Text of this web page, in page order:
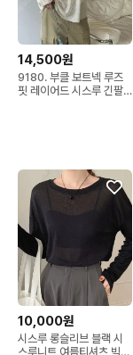
14,500원
9180. 부클 보트넥 루즈
핏 레이어드 시스루 긴팔
10,000원
시스루 롱슬리브 블랙 시
스루니트 여름티셔츠 빅사